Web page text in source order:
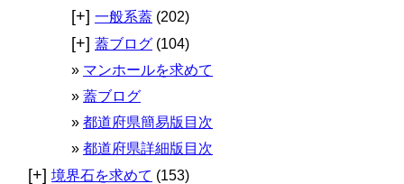
[+] 一般系蓋 (202)
[+] 蓋ブログ (104)
マンホールを求めて
蓋ブログ
都道府県簡易版目次
都道府県詳細版目次
[+] 境界石を求めて (153)